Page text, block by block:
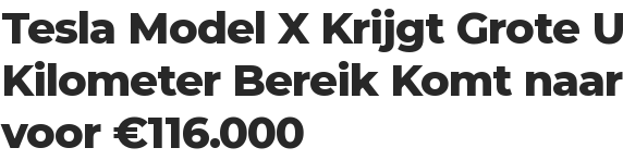
Tesla Model X Krijgt Grote
Kilometer Bereik Komt
voor €116.000